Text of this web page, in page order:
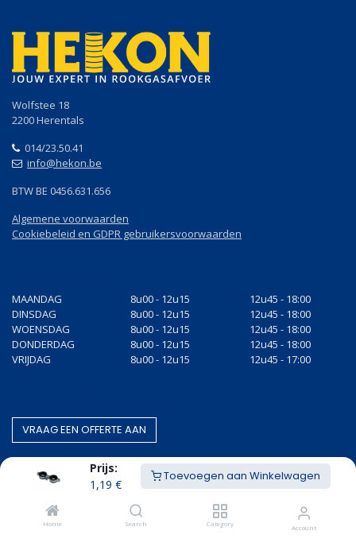
Prijs:
1,19 €
Toevoegen aan Winkelwagen
Home Search Category Account
Wolfstee 18
2200 Herentals
014/23.50.41
info@hekon.be
BTW BE 0456.631.656
Algemene voorwaarden
Cookiebeleid en GDPR gebruikersvoorwaarden
MAANDAG
DINSDAG
WOENSDAG
DONDERDAG
VRIJDAG
8u00 - 12u15
8u00 - 12u15
8u00 - 12u15
8u00 - 12u15
8u00 - 12u15
12u45 - 18:00
12u45 - 18:00
12u45 - 18:00
12u45 - 18:00
12u45 - 17:00
VRAAG EEN OF​​​​FERTE AAN
Gestandaardiseerde producten
BEZOEK O​​​​NZE WEBWINKEL